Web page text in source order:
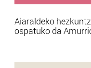
Aiaraldeko
ospatuko da